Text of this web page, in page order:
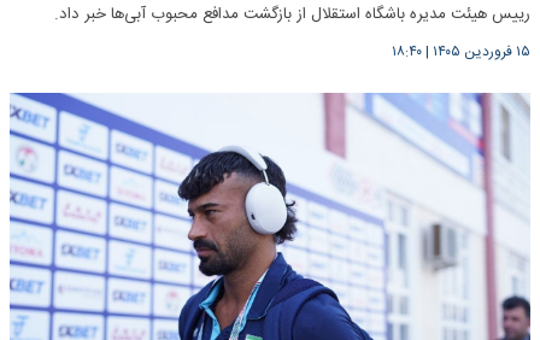
رییس هیئت مدیره باشگاه استقلال از بازگشت مدافع محبوب آبی‌ها خبر داد.
۱۵ فروردین ۱۴۰۵ |۱۸:۴۰